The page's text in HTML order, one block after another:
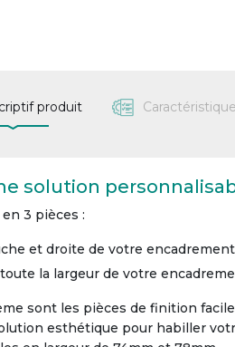
produit
solution
3 pièces :
et droite de votre
la largeur de votre
sont les pièces de finition
esthétique pour habiller